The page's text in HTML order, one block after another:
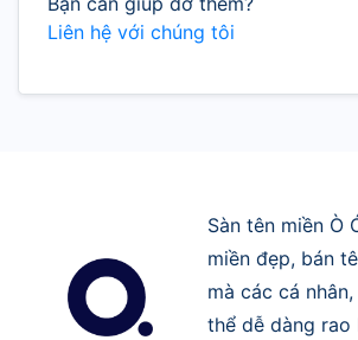
Liên hệ với chúng tôi
Sàn tên miền Ò
miền đẹp, bán
mà các cá
thể dễ dàng rao